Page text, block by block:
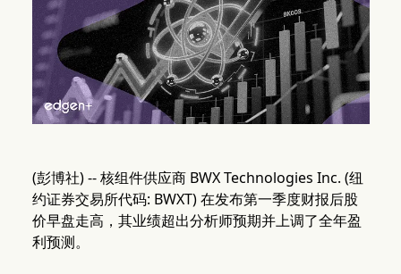
(彭博社) -- 核组件供应商 BWX Technologies Inc. (纽
约证券交易所代码: BWXT) 在发布第一季度财报后股
价早盘走高，其业绩超出分析师预期并上调了全年盈
利预测。